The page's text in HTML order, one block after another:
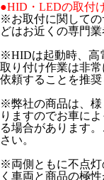
●HID・LEDの取付
※お取付に関しての
どはお近くの専門
※HIDは起動時、高
取り付け作業は非
依頼することを推奨
※弊社の商品は、様
りますのでお車に
る場合があります
さい。
※両側ともに不点灯
く車両と商品の極